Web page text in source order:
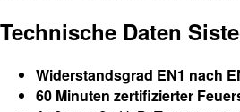
Technische Daten
Widerstandsgrad EN1 nach
60 Minuten zertifizierter